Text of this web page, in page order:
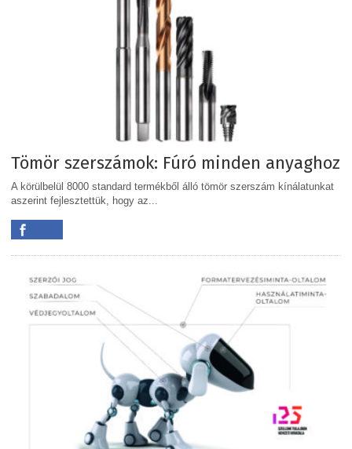
Tömör szerszámok: Fúró minden anyaghoz
A körülbelül 8000 standard termékből álló tömör szerszám kínálatunkat
aszerint fejlesztettük, hogy az...